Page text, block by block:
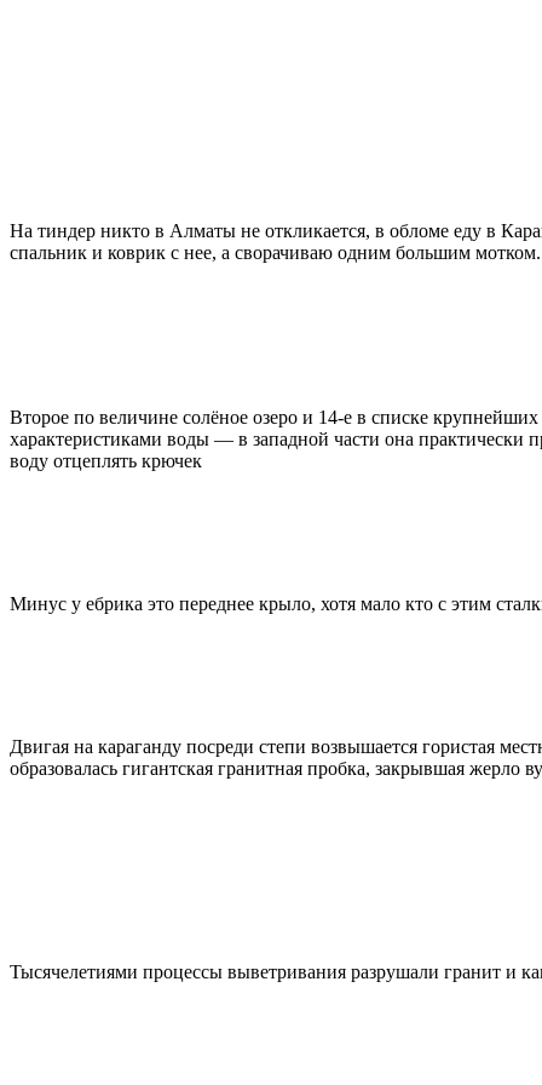
На тиндер никто в Алматы не откликается, в обломе еду в
спальник и коврик с нее, а сворачиваю одним большим
Второе по величине солёное озеро и 14-е в списке
характеристиками воды — в западной части она практически
воду отцеплять крючек
Минус у ебрика это переднее крыло, хотя мало кто с этим
Двигая на караганду посреди степи возвышается гористая
образовалась гигантская гранитная пробка, закрывшая жерло
Тысячелетиями процессы выветривания разрушали гранит и